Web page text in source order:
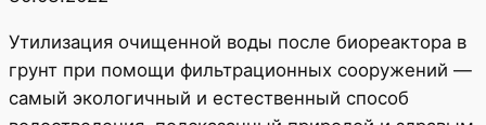
Утилизация очищенной воды после биореактора в
грунт при помощи фильтрационных сооружений —
самый экологичный и естественный способ